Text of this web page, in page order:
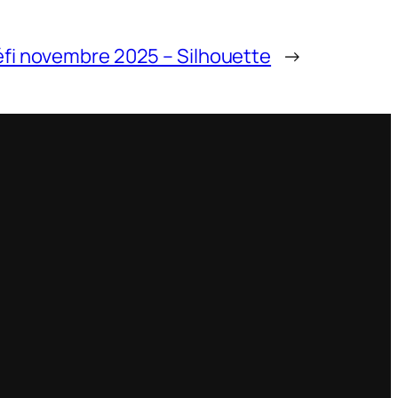
novembre 2025 – Silhouette →